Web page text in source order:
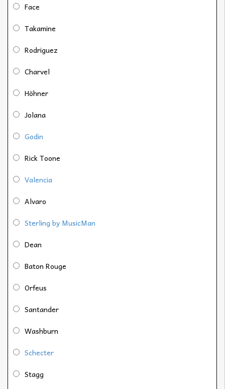
Face
Takamine
Rodriguez
Charvel
Höhner
Jolana
Godin
Rick Toone
Valencia
Alvaro
Sterling by MusicMan
Dean
Baton Rouge
Orfeus
Santander
Washburn
Schecter
Stagg